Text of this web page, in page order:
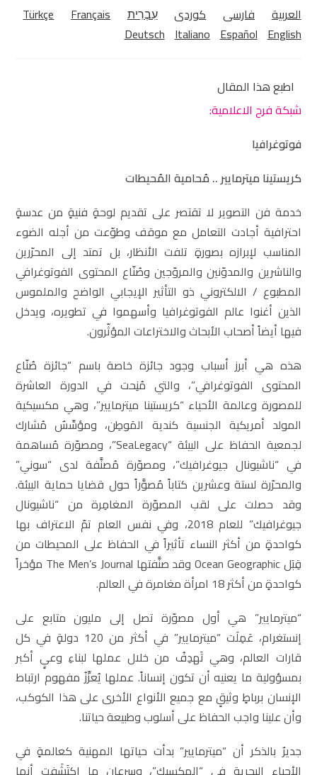
العربية فارسی كوردی‎ עִבְרִית Türkçe
Français
Deutsch Italiano Español English
اطبع هذا المقال
شبكة فرح الاعلامية:
فوتوغرافيا
كريستينا ميترمايير .. مُحامية المُحيطات
خدمة فن التصوير لا تقتصر على تقديم لوحةٍ فنيةٍ من عدسةٍ
احترافية أجادت التعامل مع موقف وطوّعت من أجله الضوء
المناسب لإبرازه بصورةٍ تلفت الأنظار، بل تمتد إلى المحرّرين
والناشرين والمدوّنين والمروّجين وصُنّاع المحتوى الفوتوغرافي
المطبوع / الالكتروني ذو التأثير الإيجابي الواضح والملموس
الذين أغنوا عالم الفوتوغرافيا وأسهموا في تطويره، ويدخل
فيها أيضاً أصحاب الأبحاث والاختراعات المؤثّرون.
هذه هي أبرز أسباب وجود جائزة خاصة باسم “جائزة صُنّاع
المحتوى الفوتوغرافي”، والتي مُنِحت في الدورة العاشرة
للمصورة وعالمة الأحياء “كريستينا ميترمايير”، وهي مكسيكية
المولد أمريكية الجنسية كندية المَوطِن، ومؤسِّسٌ مُشارك
لجمعية الحفاظ على البيئة “SeaLegacy”، ومصوّرة مُساهمة
في “ناشيونال جيوغرافيك”، ومصوّرة مُصنَّفة لدى “سوني”
والمحرّرة لستة وعشرين كتاباً مُصوَّراً حول قضايا حماية البيئة.
وقد حصلت على لقب المصوّرة المغامِرة من “ناشيونال
جيوغرافيك” للعام 2018، وفي نفس العام تمّ الاعتراف بها
كواحدةٍ من أكثر النساء تأثيراً في الحفاظ على المحيطات من
قِبَل Ocean Geographic وقد صنَّفتها The Men’s Journal مؤخراً
كواحدةٍ من أكثر 18 امرأة مغامرة في العالم.
“ميترمايير” هي أول مصوّرة تصل إلى مليون متابع على
إنستغرام، عَمِلَت “ميترمايير” في أكثر من 120 دولةٍ في كل
قارات العالم، وهي تَهدِفُ من خلال عملها لبناءِ وعيٍ أكبر
بمسؤولية ما يعنيه أن تكون إنساناً. عملها يُعزِّزُ مفهوم ارتباط
الإنسان برباطٍ وثيقٍ مع جميع الأنواع الأخرى على هذا الكوكب،
وأن علينا واجب الحفاظ على أسلوب وطبيعة حياتنا.
جديرٌ بالذكر أن “ميترمايير” بدأت حياتها المهنية كعالمةٍ في
الأحياء البحرية في “المكسيك”، وسرعان ما اكتَشَفت أنها